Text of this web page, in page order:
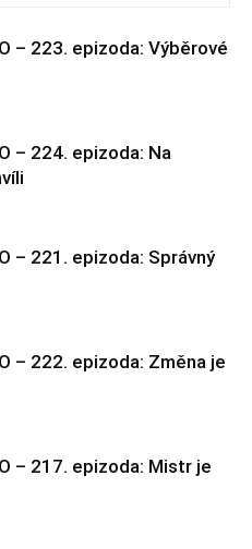
– 223. epizoda: Výběrové
– 224. epizoda: Na
– 221. epizoda: Správný
– 222. epizoda: Změna je
– 217. epizoda: Mistr je